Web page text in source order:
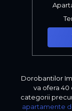
Dorobantilor
va ofera 40
categorii
apartamente